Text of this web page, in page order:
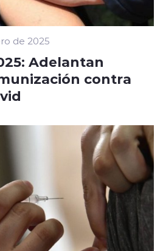
de 2025
Adelantan
contra